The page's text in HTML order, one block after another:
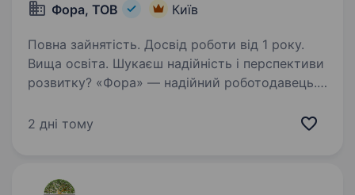
Фора, ТОВ Київ
Повна зайнятість. Досвід роботи від 1 року.
Вища освіта. Шукаєш надійність і перспективи
розвитку? «Фора» — надійний роботодавець.
інновації. Запрошуємо інвестиційного
2 дні тому